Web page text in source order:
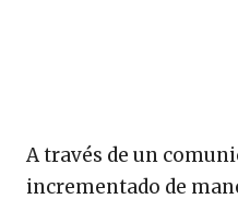
A través de un
incrementado de